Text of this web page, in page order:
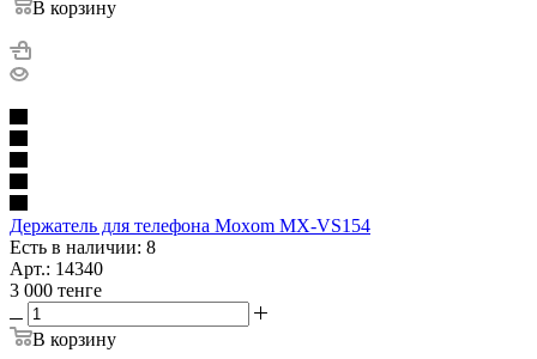
В корзину
Держатель для телефона Moxom MX-VS154
Есть в наличии: 8
Арт.: 14340
3 000 тенге
В корзину